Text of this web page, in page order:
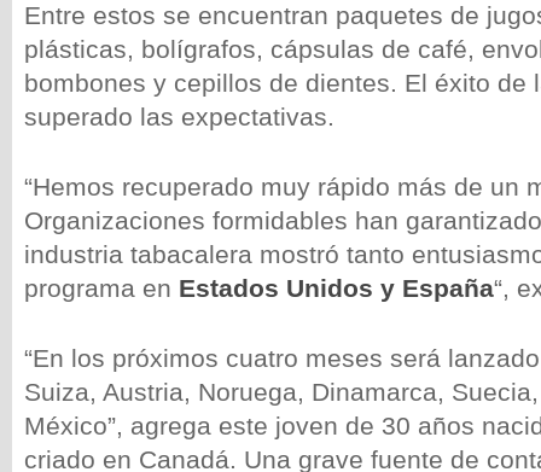
Entre estos se encuentran paquetes de
plásticas, bolígrafos, cápsulas de café,
bombones y cepillos de dientes. El éxito de
superado las expectativas.
“Hemos recuperado muy rápido más de un
Organizaciones formidables han
industria tabacalera mostró tanto
programa en Estados Unidos y España“,
“En los próximos cuatro meses será
Suiza, Austria, Noruega, Dinamarca,
México”, agrega este joven de 30 años
criado en Canadá. Una grave fuente de